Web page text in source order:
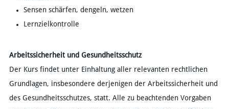
Sensen schärfen, dengeln, wetzen
Lernzielkontrolle​
Arbeitssicherheit und Gesundheitsschutz
Der Kurs findet unter Einhaltung aller relevanten rechtlichen
Grundlagen, insbesondere derjenigen der Arbeitssicherheit und
des Gesundheitsschutzes, statt. Alle zu beachtenden Vorgaben